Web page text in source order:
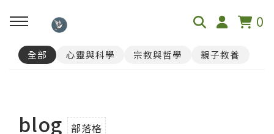
0
回主選單
榮格12原型人格測驗
全部 心靈與科學 宗教與哲學 親子教養
blog 部落格